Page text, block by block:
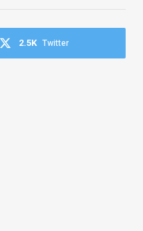
Twitter
2.5K